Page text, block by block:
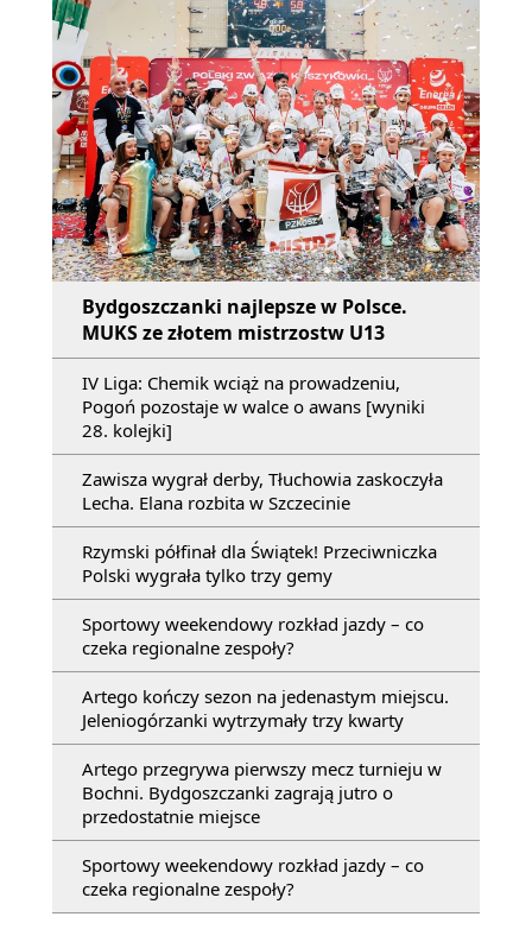
Bydgoszczanki najlepsze w Polsce.
MUKS ze złotem mistrzostw U13
IV Liga: Chemik wciąż na prowadzeniu,
Pogoń pozostaje w walce o awans [wyniki
28. kolejki]
Zawisza wygrał derby, Tłuchowia zaskoczyła
Lecha. Elana rozbita w Szczecinie
Rzymski półfinał dla Świątek! Przeciwniczka
Polski wygrała tylko trzy gemy
Sportowy weekendowy rozkład jazdy – co
czeka regionalne zespoły?
Artego kończy sezon na jedenastym miejscu.
Jeleniogórzanki wytrzymały trzy kwarty
Artego przegrywa pierwszy mecz turnieju w
Bochni. Bydgoszczanki zagrają jutro o
przedostatnie miejsce
Sportowy weekendowy rozkład jazdy – co
czeka regionalne zespoły?